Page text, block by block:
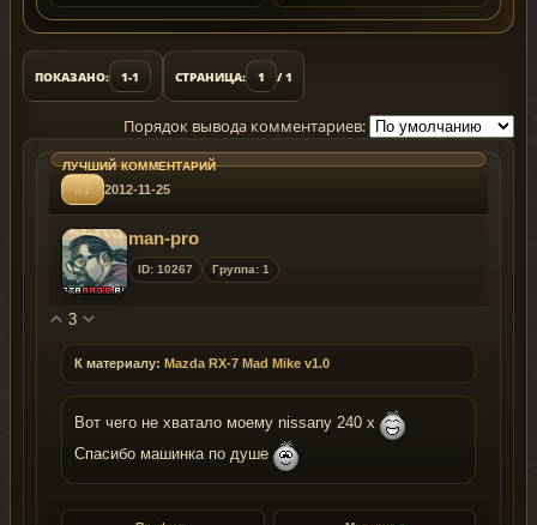
ПОКАЗАНО: 1-1 СТРАНИЦА: 1 / 1
Порядок вывода комментариев:
#1 2012-11-25
man-pro
ID: 10267 Группа: 1
3
К материалу: Mazda RX-7 Mad Mike v1.0
Вот чего не хватало моему nissany 240 x
Спасибо машинка по душе